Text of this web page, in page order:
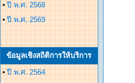
• ปี พ.ศ. 2568
• ปี พ.ศ. 2569
ข้อมูลเชิงสถิติการให้บริการ
• ปี พ.ศ. 2564